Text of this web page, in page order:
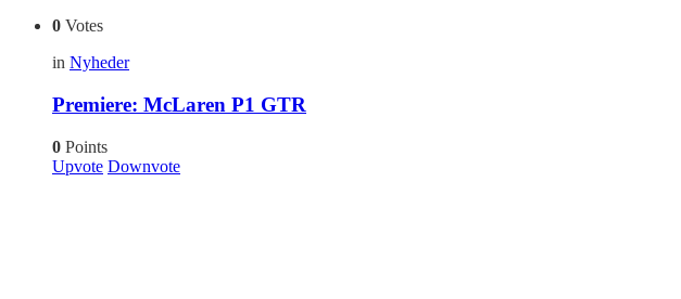
0 Votes
in Nyheder
Premiere: McLaren P1 GTR
0 Points
Upvote Downvote